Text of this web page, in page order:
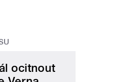
ocitnout